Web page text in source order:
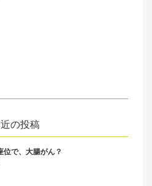
の投稿
位で、大腸がん？